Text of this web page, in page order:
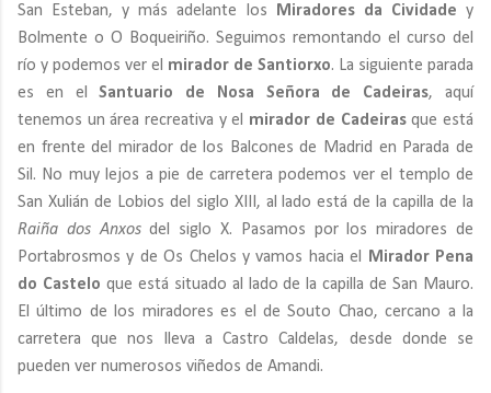
San Esteban, y más adelante los
Miradores da Cividade y
Bolmente o O Boqueiriño. Seguimos remontando el curso del
río y podemos ver el mirador de Santiorxo. La siguiente parada
es en elSantuario de Nosa Señora de Cadeiras, aquí
tenemos un área recreativa y el mirador de Cadeirasque está
en frente del mirador de los Balcones de Madrid en Parada de
Sil. No muy lejos a pie de carretera podemos ver el templo de
San Xulián de Lobios del siglo XIII, al lado está de la capilla de la
Raiña dos Anxosdel siglo X. Pasamos por los miradores de
Portabrosmos y de Os Chelos y vamos hacia el
Mirador Pena
do Castelo que está situado al lado de la capilla de San Mauro.
El último de los miradores es el de Souto Chao, cercano a la
carretera que nos lleva a Castro Caldelas, desde donde se
pueden ver numerosos viñedos de Amandi.